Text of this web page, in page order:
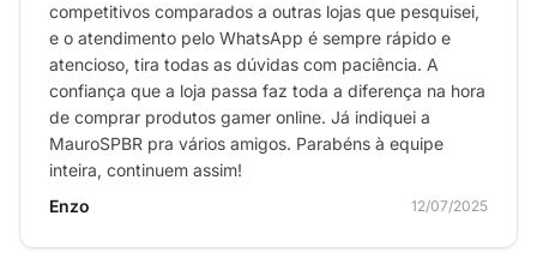
competitivos comparados a outras lojas que pesquisei,
e o atendimento pelo WhatsApp é sempre rápido e
atencioso, tira todas as dúvidas com paciência. A
confiança que a loja passa faz toda a diferença na hora
de comprar produtos gamer online. Já indiquei a
MauroSPBR pra vários amigos. Parabéns à equipe
inteira, continuem assim!
Enzo
12/07/2025